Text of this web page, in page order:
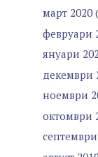
март 2020
февруари
януари
декември
ноември
октомври